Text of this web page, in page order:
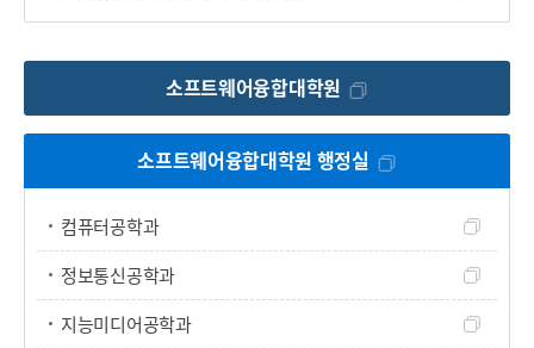
소프트웨어융합대학원
소프트웨어융합대학원 행정실
컴퓨터공학과
정보통신공학과
지능미디어공학과